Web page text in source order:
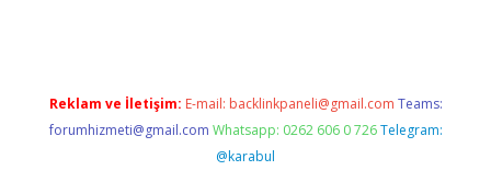
Reklam ve İletişim: E-mail: backlinkpaneli@gmail.com Teams:
forumhizmeti@gmail.com Whatsapp: 0262 606 0 726 Telegram:
@karabul